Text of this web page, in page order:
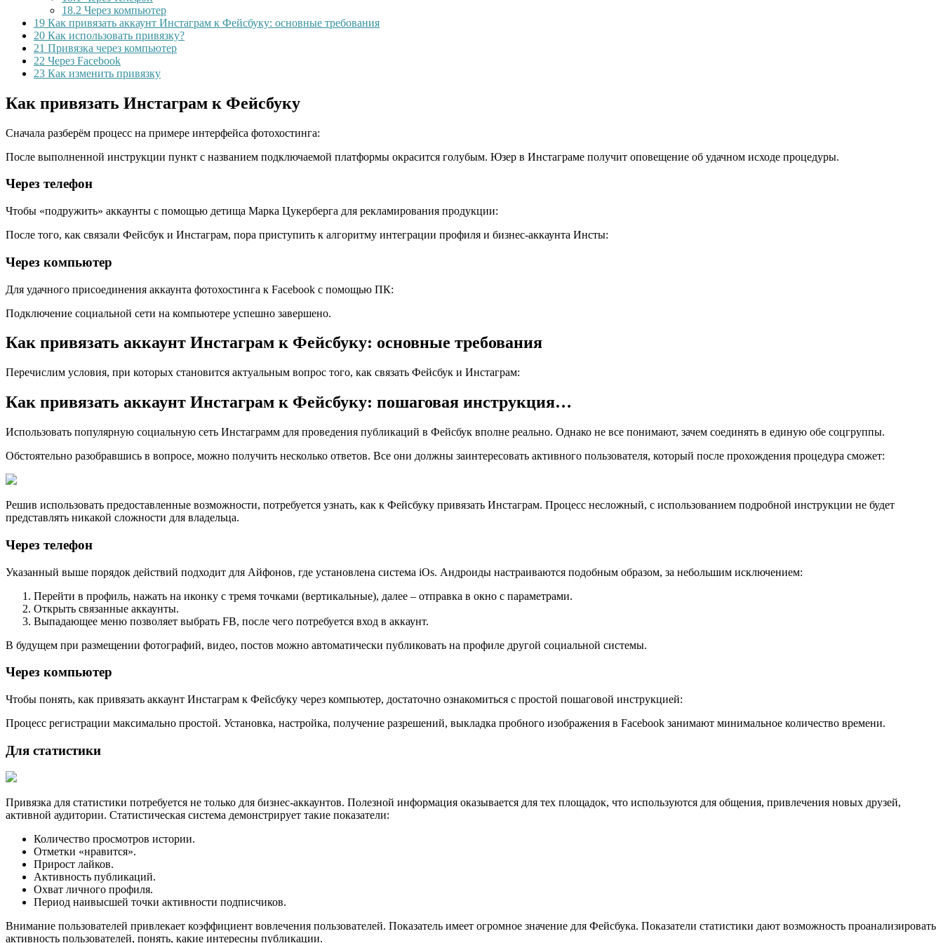
18.2 Через компьютер
19 Как привязать аккаунт Инстаграм к Фейсбуку: основные требования
20 Как использовать привязку?
21 Привязка через компьютер
22 Через Facebook
23 Как изменить привязку
Как привязать Инстаграм к Фейсбуку
Сначала разберём процесс на примере интерфейса фотохостинга:
После выполненной инструкции пункт с названием подключаемой платформы окрасится голубым. Юзер в Инстаграме получит оповещение об удачном исходе процедуры.
Через телефон
Чтобы «подружить» аккаунты с помощью детища Марка Цукерберга для рекламирования продукции:
После того, как связали Фейсбук и Инстаграм, пора приступить к алгоритму интеграции профиля и бизнес-аккаунта Инсты:
Через компьютер
Для удачного присоединения аккаунта фотохостинга к Facebook с помощью ПК:
Подключение социальной сети на компьютере успешно завершено.
Как привязать аккаунт Инстаграм к Фейсбуку: основные требования
Перечислим условия, при которых становится актуальным вопрос того, как связать Фейсбук и Инстаграм:
Как привязать аккаунт Инстаграм к Фейсбуку: пошаговая инструкция…
Использовать популярную социальную сеть Инстаграмм для проведения публикаций в Фейсбук вполне реально. Однако не все понимают, зачем соединять в единую обе соцгруппы.
Обстоятельно разобравшись в вопросе, можно получить несколько ответов. Все они должны заинтересовать активного пользователя, который после прохождения процедура сможет:
Решив использовать предоставленные возможности, потребуется узнать, как к Фейсбуку привязать Инстаграм. Процесс несложный, с использованием подробной инструкции не будет
представлять никакой сложности для владельца.
Через телефон
Указанный выше порядок действий подходит для Айфонов, где установлена система iOs. Андроиды настраиваются подобным образом, за небольшим исключением:
Перейти в профиль, нажать на иконку с тремя точками (вертикальные), далее – отправка в окно с параметрами.
Открыть связанные аккаунты.
Выпадающее меню позволяет выбрать FB, после чего потребуется вход в аккаунт.
В будущем при размещении фотографий, видео, постов можно автоматически публиковать на профиле другой социальной системы.
Через компьютер
Чтобы понять, как привязать аккаунт Инстаграм к Фейсбуку через компьютер, достаточно ознакомиться с простой пошаговой инструкцией:
Процесс регистрации максимально простой. Установка, настройка, получение разрешений, выкладка пробного изображения в Facebook занимают минимальное количество времени.
Для статистики
Привязка для статистики потребуется не только для бизнес-аккаунтов. Полезной информация оказывается для тех площадок, что используются для общения, привлечения новых друзей,
активной аудитории. Статистическая система демонстрирует такие показатели:
Количество просмотров истории.
Отметки «нравится».
Прирост лайков.
Активность публикаций.
Охват личного профиля.
Период наивысшей точки активности подписчиков.
Внимание пользователей привлекает коэффициент вовлечения пользователей. Показатель имеет огромное значение для Фейсбука. Показатели статистики дают возможность проанализировать
активность пользователей, понять, какие интересны публикации.